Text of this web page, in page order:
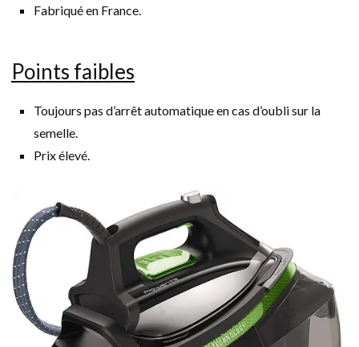
Fabriqué en France.
Points faibles
Toujours pas d’arrêt automatique en cas d’oubli sur la
semelle.
Prix élevé.